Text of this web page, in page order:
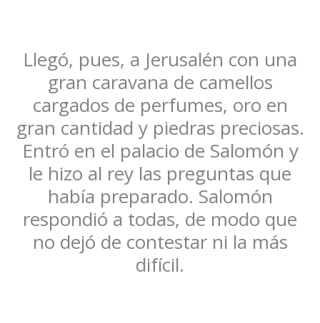
Llegó, pues, a Jerusalén con una
gran caravana de camellos
cargados de perfumes, oro en
gran cantidad y piedras preciosas.
Entró en el palacio de Salomón y
le hizo al rey las preguntas que
había preparado. Salomón
respondió a todas, de modo que
no dejó de contestar ni la más
difícil.